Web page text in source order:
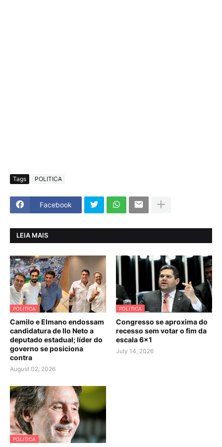
Tags POLITICA
Facebook
LEIA MAIS
POLITICA
Camilo e Elmano endossam
candidatura de Ilo Neto a
deputado estadual; líder do
governo se posiciona
contra
August 02, 2026
POLITICA
Congresso se aproxima do
recesso sem votar o fim da
escala 6×1
July 14, 2026
POLITICA